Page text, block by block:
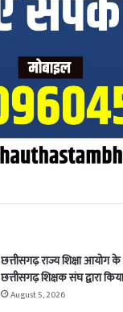
छत्तीसगढ़ राज्य शिक्षा आयोग
छत्तीसगढ़ शिक्षक संघ द्वारा
August 5, 2026